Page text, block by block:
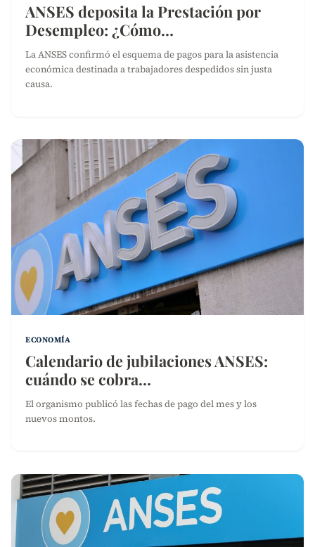
ANSES deposita la Prestación por
Desempleo: ¿Cómo…
La ANSES confirmó el esquema de pagos para la asistencia
económica destinada a trabajadores despedidos sin justa
causa.
ECONOMÍA
Calendario de jubilaciones ANSES:
cuándo se cobra…
El organismo publicó las fechas de pago del mes y los
nuevos montos.